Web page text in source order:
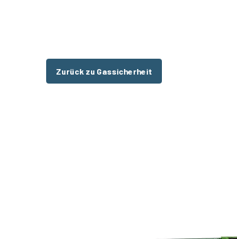
Hit enter to search or ESC to close
Zurück zu Gassicherheit